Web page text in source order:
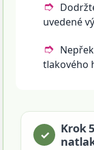
uvedené
tlakového
Krok